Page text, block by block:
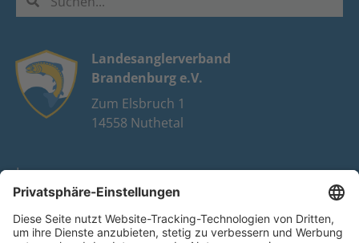
Landesanglerverband
Brandenburg e.V.
Zum Elsbruch 1
14558 Nuthetal
Impressum
Datenschutz
FAQ